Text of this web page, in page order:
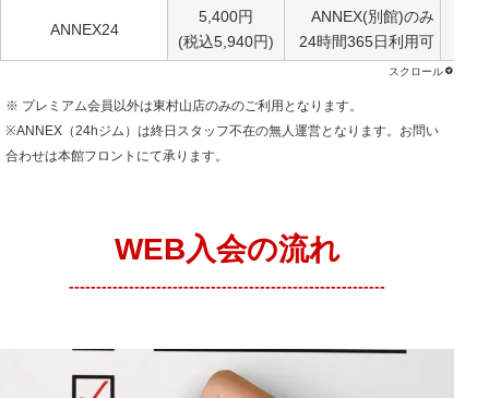
ANNEX24
5,400円
(税込5,940円)
ANNEX(別館)のみ
24時間365日利用可
※ プレミアム会員以外は東村山店のみのご利用となります。
※ANNEX（24hジム）は終日スタッフ不在の無人運営となります。お問い
合わせは本館フロントにて承ります。
WEB入会の流れ
----------------------------------------------------------